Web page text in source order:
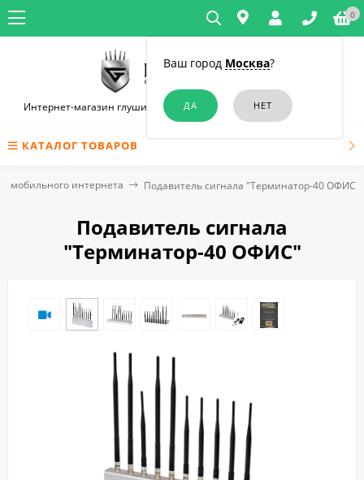
Ваш город Москва?
0
Интернет-магазин глушилок связи и диктофонов в Симферополе
КАТАЛОГ ТОВАРОВ
мобильного интернета Подавитель сигнала "Терминатор-40 ОФИС"
Подавитель сигнала
"Терминатор-40 ОФИС"